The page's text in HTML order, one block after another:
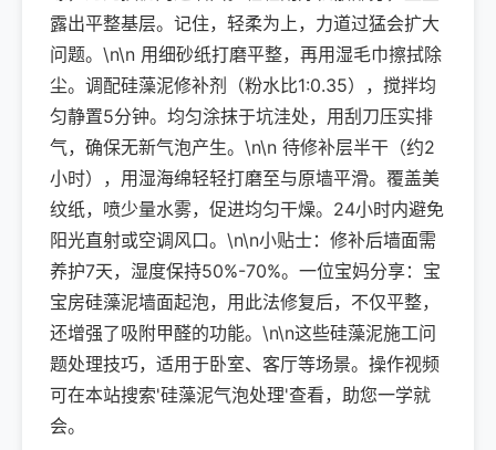
露出平整基层。记住，轻柔为上，力道过猛会扩大
问题。\n\n 用细砂纸打磨平整，再用湿毛巾擦拭除
尘。调配硅藻泥修补剂（粉水比1:0.35），搅拌均
匀静置5分钟。均匀涂抹于坑洼处，用刮刀压实排
气，确保无新气泡产生。\n\n 待修补层半干（约2
小时），用湿海绵轻轻打磨至与原墙平滑。覆盖美
纹纸，喷少量水雾，促进均匀干燥。24小时内避免
阳光直射或空调风口。\n\n小贴士：修补后墙面需
养护7天，湿度保持50%-70%。一位宝妈分享：宝
宝房硅藻泥墙面起泡，用此法修复后，不仅平整，
还增强了吸附甲醛的功能。\n\n这些硅藻泥施工问
题处理技巧，适用于卧室、客厅等场景。操作视频
可在本站搜索'硅藻泥气泡处理'查看，助您一学就
会。